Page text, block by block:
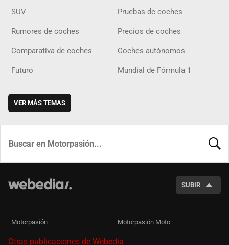
SUV Pruebas de coches
Rumores de coches Precios de coches
Comparativa de coches Coches autónomos
Futuro Mundial de Fórmula 1
VER MÁS TEMAS
SUBIR
Motorpasión Motorpasión Moto
Otras publicaciones de Webedia